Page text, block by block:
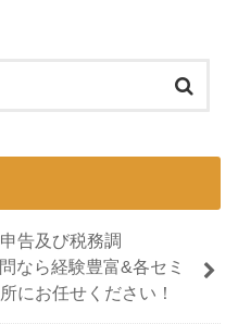
告及び税務調
なら経験豊富&各セミ
にお任せください！